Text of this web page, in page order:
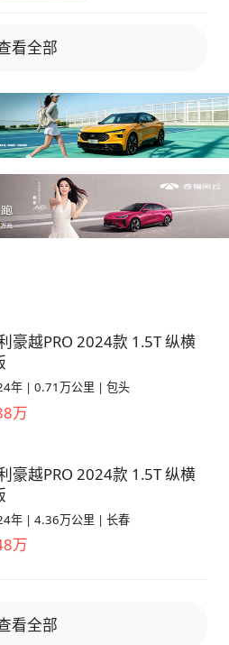
后排座位可以放到，空
，座椅舒服
看全部
豪越PRO 2024款 1.5T 纵横
年 | 0.71万公里 | 包头
万
豪越PRO 2024款 1.5T 纵横
年 | 4.36万公里 | 长春
万
看全部